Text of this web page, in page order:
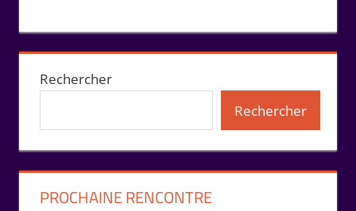
Rechercher
Rechercher
PROCHAINE RENCONTRE